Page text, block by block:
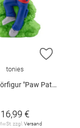
HINZUFÜGEN
ZUR
tonies
"Paw Patrol - Ryder"
16,99 €
zzgl. Versand